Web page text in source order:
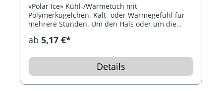
«Polar Ice» Kühl-/Wärmetuch mit
Polymerkügelchen. Kalt- oder Wärmegefühl für
mehrere Stunden. Um den Hals oder um die
ab 5,17 €*
Details